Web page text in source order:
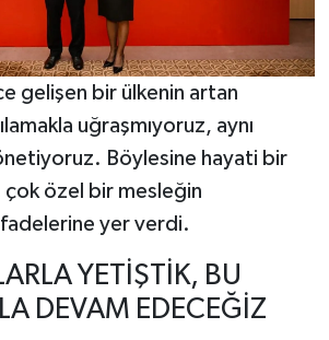
gelişen bir ülkenin artan
uğraşmıyoruz, aynı
Böylesine hayati bir
özel bir mesleğin
yer verdi.
YETİŞTİK, BU
DEVAM EDECEĞİZ